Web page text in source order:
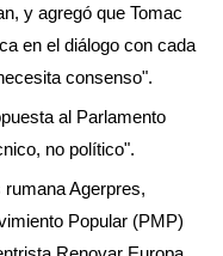
y agregó que Tomac
en el diálogo con cada
consenso".
al Parlamento
no político".
Agerpres,
Popular (PMP)